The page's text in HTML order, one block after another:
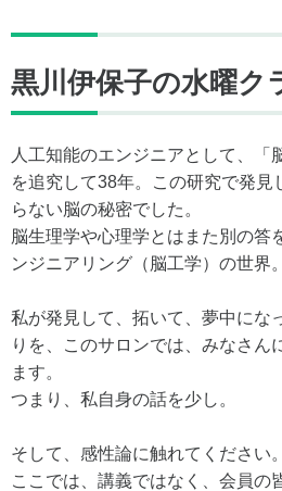
黒川伊保子の水曜ク
人工知能のエンジニアとして、「
を追究して38年。この研究で発見
らない脳の秘密でした。
脳生理学や心理学とはまた別の答
ンジニアリング（脳工学）の世界。
私が発見して、拓いて、夢中にな
りを、このサロンでは、みなさん
ます。
つまり、私自身の話を少し。
そして、感性論に触れてください。
ここでは、講義ではなく、会員の